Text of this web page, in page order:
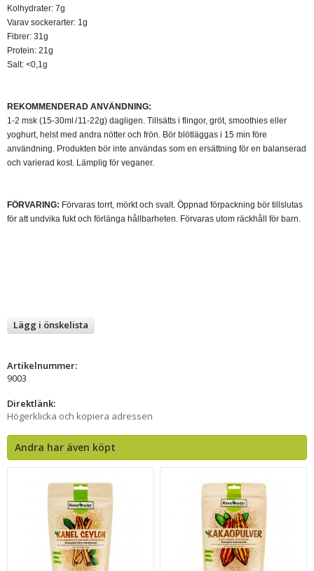
Kolhydrater: 7g
Varav sockerarter: 1g
Fibrer: 31g
Protein: 21g
Salt: <0,1g
REKOMMENDERAD ANVÄNDNING:
1-2 msk (15-30ml / 11-22g) dagligen. Tillsätts i flingor, gröt, smoothies eller
yoghurt, helst med andra nötter och frön. Bör blötläggas i 15 min före
användning. Produkten bör inte användas som en ersättning för en balanserad
och varierad kost. Lämplig för veganer.
FÖRVARING: Förvaras torrt, mörkt och svalt. Öppnad förpackning bör tillslutas
för att undvika fukt och förlänga hållbarheten. Förvaras utom räckhåll för barn.
Lägg i önskelista
Artikelnummer:
9003
Direktlänk:
Högerklicka och kopiera adressen
Andra har även köpt